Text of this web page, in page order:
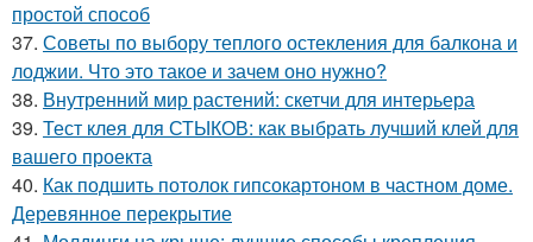
простой способ
37. Советы по выбору теплого остекления для балкона и
лоджии. Что это такое и зачем оно нужно?
38. Внутренний мир растений: скетчи для интерьера
39. Тест клея для СТЫКОВ: как выбрать лучший клей для
вашего проекта
40. Как подшить потолок гипсокартоном в частном доме.
Деревянное перекрытие